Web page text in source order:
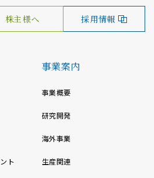
株主様へ 採用情報
ト
事業案内
事業概要
研究開発
海外事業
生産関連